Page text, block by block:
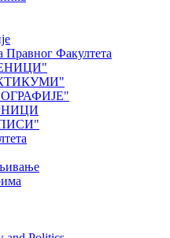
Правног Факултета